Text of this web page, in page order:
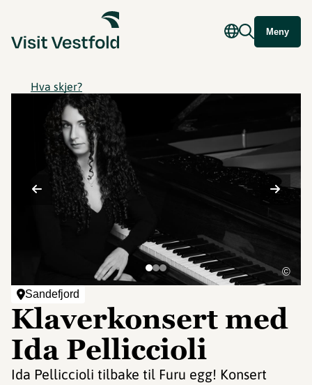
Meny
Hva skjer?
Sandefjord
Klaverkonsert med
Ida Pelliccioli
Ida Pelliccioli tilbake til Furu egg! Konsert
©